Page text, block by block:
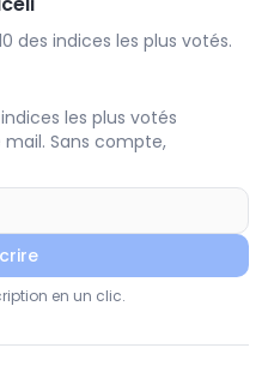
des indices les plus votés.
les plus votés
Sans compte,
en un clic.